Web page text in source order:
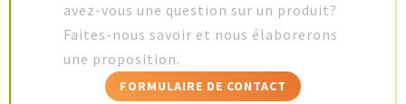
avez-vous une question sur un produit?
Faites-nous savoir et nous élaborerons
une proposition.
FORMULAIRE DE CONTACT